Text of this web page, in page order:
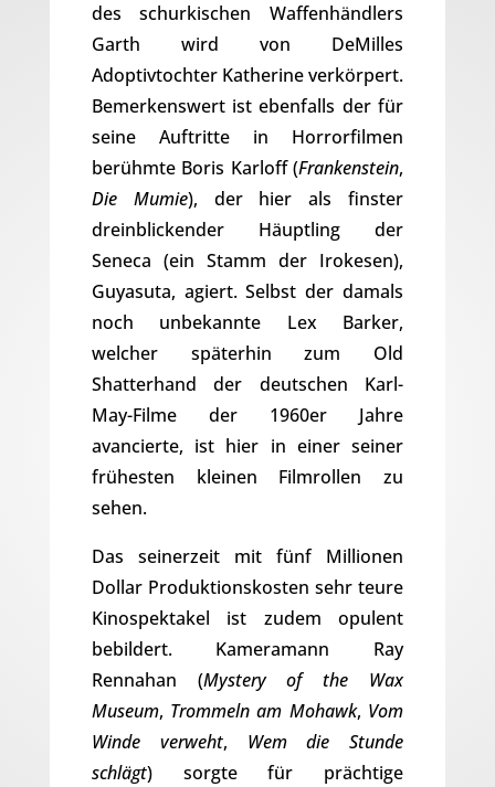
des schurkischen Waffenhändlers
Garth wird von DeMilles
Adoptivtochter Katherine verkörpert.
Bemerkenswert ist ebenfalls der für
seine Auftritte in Horrorfilmen
berühmte Boris Karloff (Frankenstein,
Die Mumie), der hier als finster
dreinblickender Häuptling der
Seneca (ein Stamm der Irokesen),
Guyasuta, agiert. Selbst der damals
noch unbekannte Lex Barker,
welcher späterhin zum Old
Shatterhand der deutschen Karl-
May-Filme der 1960er Jahre
avancierte, ist hier in einer seiner
frühesten kleinen Filmrollen zu
sehen.
Das seinerzeit mit fünf Millionen
Dollar Produktionskosten sehr teure
Kinospektakel ist zudem opulent
bebildert. Kameramann Ray
Rennahan (Mystery of the Wax
Museum, Trommeln am Mohawk, Vom
Winde verweht, Wem die Stunde
schlägt) sorgte für prächtige